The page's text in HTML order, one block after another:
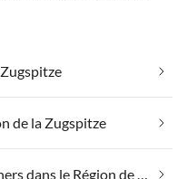
de la Zugspitze